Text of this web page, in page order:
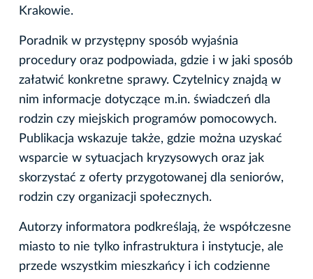
Krakowie.
Poradnik w przystępny sposób wyjaśnia
procedury oraz podpowiada, gdzie i w jaki sposób
załatwić konkretne sprawy. Czytelnicy znajdą w
nim informacje dotyczące m.in. świadczeń dla
rodzin czy miejskich programów pomocowych.
Publikacja wskazuje także, gdzie można uzyskać
wsparcie w sytuacjach kryzysowych oraz jak
skorzystać z oferty przygotowanej dla seniorów,
rodzin czy organizacji społecznych.
Autorzy informatora podkreślają, że współczesne
miasto to nie tylko infrastruktura i instytucje, ale
przede wszystkim mieszkańcy i ich codzienne